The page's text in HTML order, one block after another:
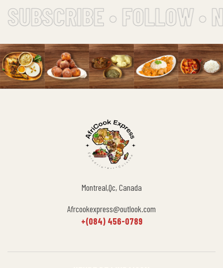
SUBSCRIBE • FOLLOW •
Montreal,Qc, Canada
Afrcookexpress@outlook.com
+(084) 456-0789